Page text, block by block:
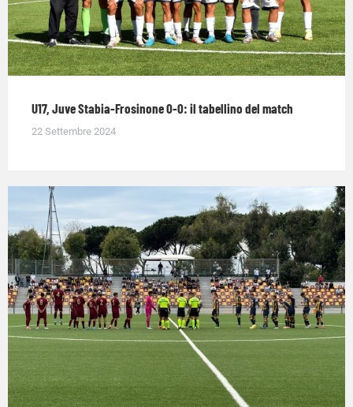
U17, Juve Stabia-Frosinone 0-0: il tabellino del match
22 Settembre 2024